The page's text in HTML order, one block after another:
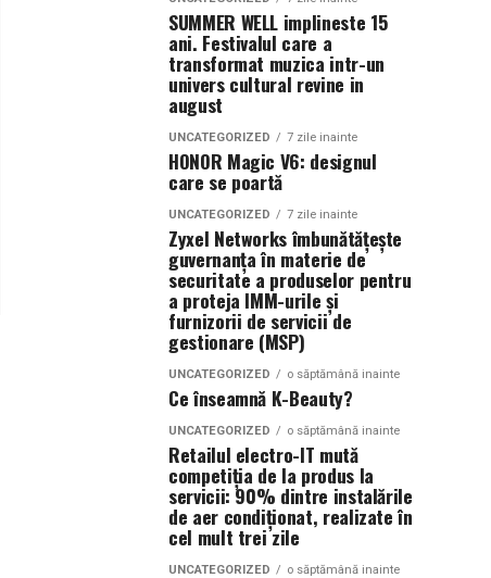
SUMMER WELL implineste 15
ani. Festivalul care a
transformat muzica intr-un
univers cultural revine in
august
UNCATEGORIZED 7 zile inainte
HONOR Magic V6: designul
care se poartă
UNCATEGORIZED 7 zile inainte
Zyxel Networks îmbunătățește
guvernanța în materie de
securitate a produselor pentru
a proteja IMM-urile și
furnizorii de servicii de
gestionare (MSP)
UNCATEGORIZED o săptămână inainte
Ce înseamnă K-Beauty?
UNCATEGORIZED o săptămână inainte
Retailul electro-IT mută
competiția de la produs la
servicii: 90% dintre instalările
de aer condiționat, realizate în
cel mult trei zile
UNCATEGORIZED o săptămână inainte